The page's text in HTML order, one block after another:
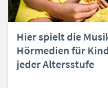
Hier spielt die
Hörmedien für
jeder Altersstufe